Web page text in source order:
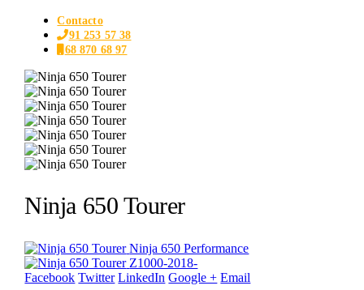
Contacto
91 253 57 38
68 870 68 97
Ninja 650 Tourer
Ninja 650 Performance
Z1000-2018-
Facebook Twitter LinkedIn Google + Email